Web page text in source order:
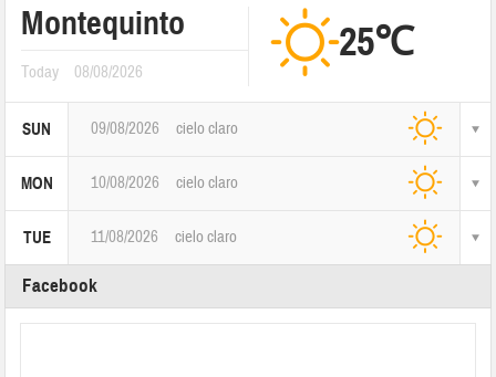
Montequinto
Today 08/08/2026
25℃
SUN 09/08/2026 cielo claro
MON 10/08/2026 cielo claro
TUE 11/08/2026 cielo claro
Facebook